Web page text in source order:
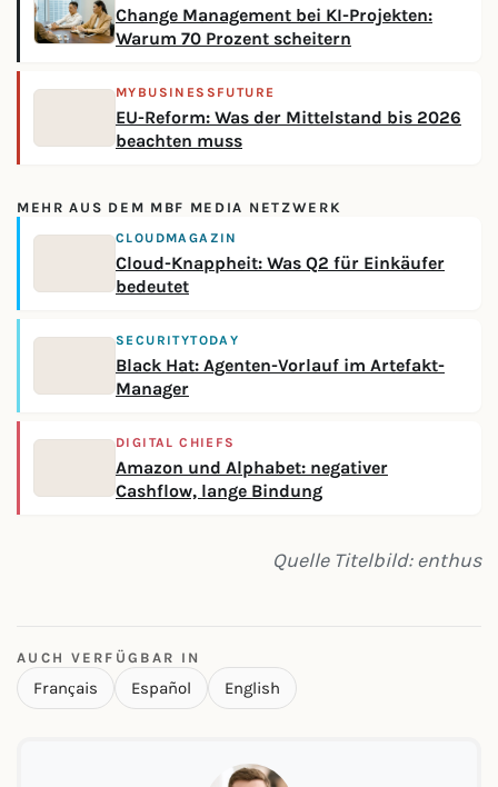
Change Management bei KI-Projekten:
Warum 70 Prozent scheitern
MYBUSINESSFUTURE
EU-Reform: Was der Mittelstand bis 2026
beachten muss
MEHR AUS DEM MBF MEDIA NETZWERK
CLOUDMAGAZIN
Cloud-Knappheit: Was Q2 für Einkäufer
bedeutet
SECURITYTODAY
Black Hat: Agenten-Vorlauf im Artefakt-
Manager
DIGITAL CHIEFS
Amazon und Alphabet: negativer
Cashflow, lange Bindung
Quelle Titelbild: enthus
AUCH VERFÜGBAR IN
Français Español English